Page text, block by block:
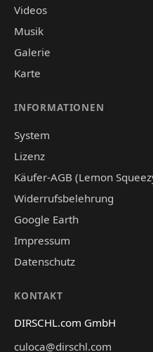
Videos
Musik
Galerie
Karte
INFORMATIONEN
System
Lizenz
Käufer-AGB (Lemon
Widerrufsbelehrung
Google Earth
Impressum
Datenschutz
KONTAKT
DIRSCHL.com GmbH
culoca@dirschl.com